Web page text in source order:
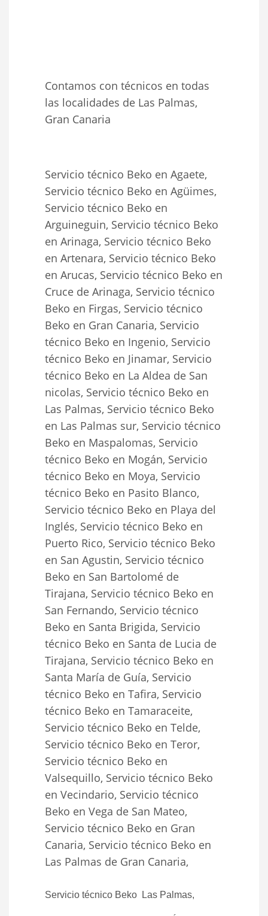
Contamos con técnicos en todas
las localidades de Las Palmas,
Gran Canaria
Servicio técnico Beko en Agaete,
Servicio técnico Beko en Agüimes,
Servicio técnico Beko en
Arguineguin, Servicio técnico Beko
en Arinaga, Servicio técnico Beko
en Artenara, Servicio técnico Beko
en Arucas, Servicio técnico Beko en
Cruce de Arinaga, Servicio técnico
Beko en Firgas, Servicio técnico
Beko en Gran Canaria, Servicio
técnico Beko en Ingenio, Servicio
técnico Beko en Jinamar, Servicio
técnico Beko en La Aldea de San
nicolas, Servicio técnico Beko en
Las Palmas, Servicio técnico Beko
en Las Palmas sur, Servicio técnico
Beko en Maspalomas, Servicio
técnico Beko en Mogán, Servicio
técnico Beko en Moya, Servicio
técnico Beko en Pasito Blanco,
Servicio técnico Beko en Playa del
Inglés, Servicio técnico Beko en
Puerto Rico, Servicio técnico Beko
en San Agustin, Servicio técnico
Beko en San Bartolomé de
Tirajana, Servicio técnico Beko en
San Fernando, Servicio técnico
Beko en Santa Brigida, Servicio
técnico Beko en Santa de Lucia de
Tirajana, Servicio técnico Beko en
Santa María de Guía, Servicio
técnico Beko en Tafira, Servicio
técnico Beko en Tamaraceite,
Servicio técnico Beko en Telde,
Servicio técnico Beko en Teror,
Servicio técnico Beko en
Valsequillo, Servicio técnico Beko
en Vecindario, Servicio técnico
Beko en Vega de San Mateo,
Servicio técnico Beko en Gran
Canaria, Servicio técnico Beko en
Las Palmas de Gran Canaria,
Servicio técnico Beko Las Palmas,